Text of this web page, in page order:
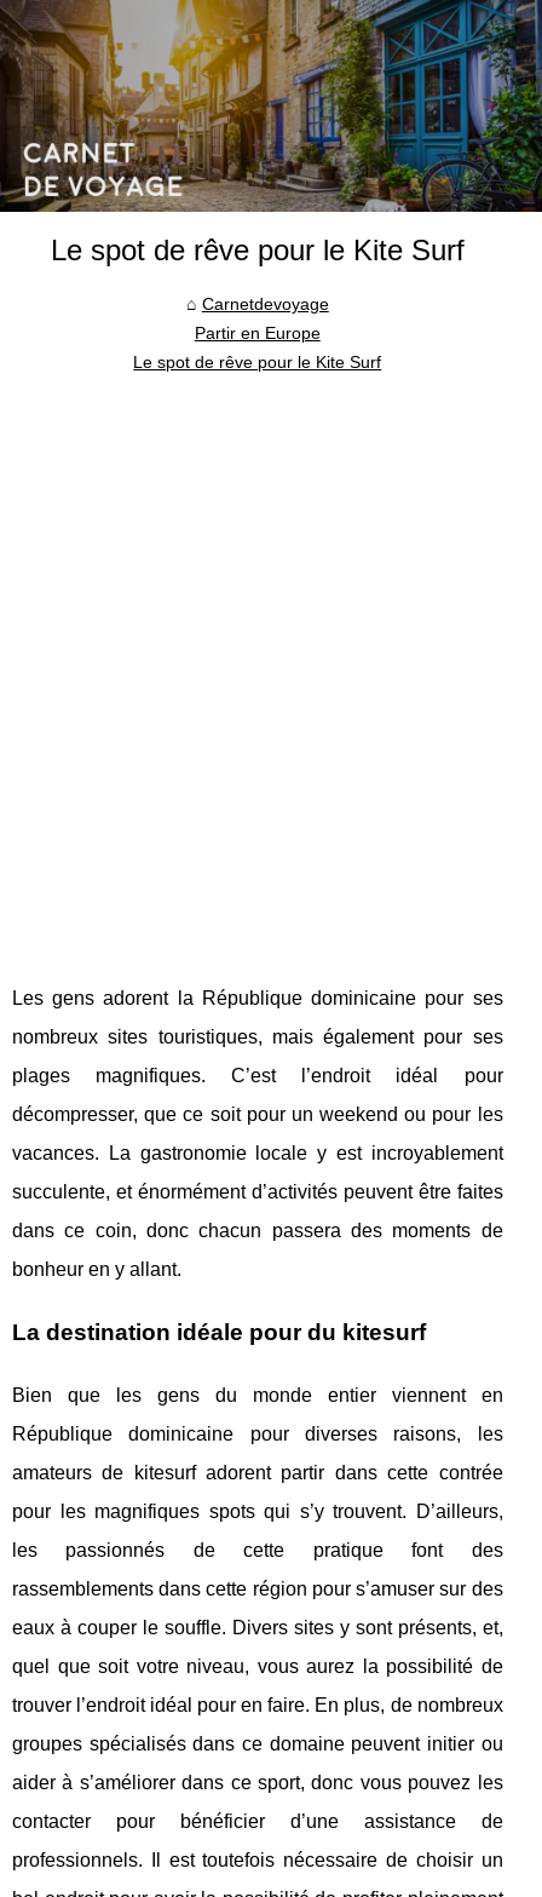
Le spot de rêve pour le Kite Surf
Carnetdevoyage
Partir en Europe
Le spot de rêve pour le Kite Surf
Les gens adorent la République dominicaine pour ses
nombreux sites touristiques, mais également pour ses
plages magnifiques. C’est l’endroit idéal pour
décompresser, que ce soit pour un weekend ou pour les
vacances. La gastronomie locale y est incroyablement
succulente, et énormément d’activités peuvent être faites
dans ce coin, donc chacun passera des moments de
bonheur en y allant.
La destination idéale pour du kitesurf
Bien que les gens du monde entier viennent en
République dominicaine pour diverses raisons, les
amateurs de kitesurf adorent partir dans cette contrée
pour les magnifiques spots qui s’y trouvent. D’ailleurs,
les passionnés de cette pratique font des
rassemblements dans cette région pour s’amuser sur des
eaux à couper le souffle. Divers sites y sont présents, et,
quel que soit votre niveau, vous aurez la possibilité de
trouver l’endroit idéal pour en faire. En plus, de nombreux
groupes spécialisés dans ce domaine peuvent initier ou
aider à s’améliorer dans ce sport, donc vous pouvez les
contacter pour bénéficier d’une assistance de
professionnels. Il est toutefois nécessaire de choisir un